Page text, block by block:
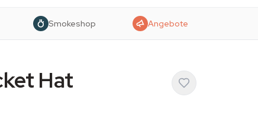
Smokeshop Angebote
Hat